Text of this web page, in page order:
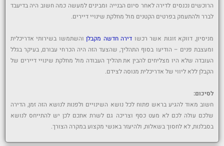
הרוכשים נכנסים לדירה לאחר סיום הבנייה ומבינים למעשה כמה חשוב היה בדיעבד
לברר ולהתעמק בפרטים הקטנים מול מחלקת שינויי דיירים.
מניסיון, דווקא זוגות אשר רכשו דירה חדשה מקבלן והשתמשו בשירותי אדריכלית
ומעצבת פנים – הודיעו בסוף התהליך, שהצעד הזה היה הכרחי עבורם, בעיקר בגלל
העובדה שלא היו מצליחים להבין את תהליך העבודה מול מחלקת שינויי דיירים של
הקבלן ללא ליווי של אדריכלית מנוסה לצידם.
לסיכום:
חשוב מאוד להגיע בראש פתוח לכל נושא השינויים ולפנות לנושא הזה זמן, הדירה
שלכם עולה לכם לא מעט כסף וצריכה גם לשרת אתכם לכן יש להתייחס לנושא
בסבלנות, לא לחסוך בשאלות, ולהיעזר באנשי מקצוע במקרה הצורך.